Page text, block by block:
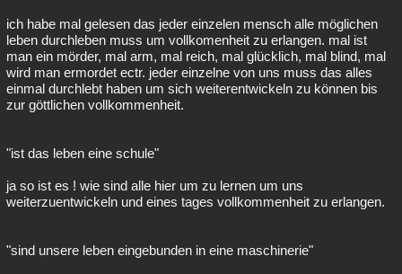
ich habe mal gelesen das jeder einzelen mensch alle möglichen
leben durchleben muss um vollkomenheit zu erlangen. mal ist
man ein mörder, mal arm, mal reich, mal glücklich, mal blind, mal
wird man ermordet ectr. jeder einzelne von uns muss das alles
einmal durchlebt haben um sich weiterentwickeln zu können bis
zur göttlichen vollkommenheit.
"ist das leben eine schule"
ja so ist es ! wie sind alle hier um zu lernen um uns
weiterzuentwickeln und eines tages vollkommenheit zu erlangen.
"sind unsere leben eingebunden in eine maschinerie"